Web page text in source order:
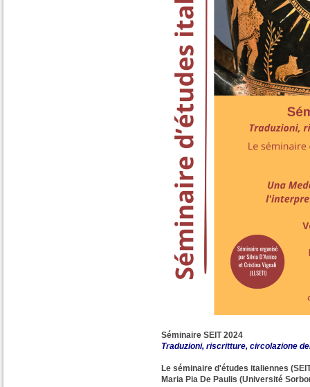
Séminaire SEIT 2024
Traduzioni, riscritture, circolazione
Le séminaire d'études italiennes
Maria Pia De Paulis (Université